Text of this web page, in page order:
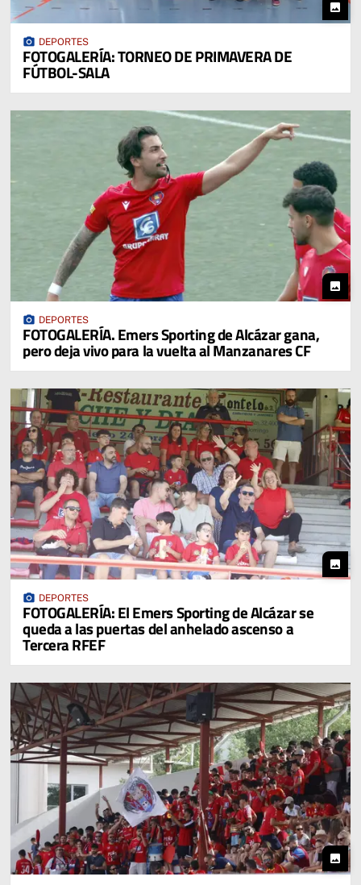
photo
photo_camera DEPORTES
FOTOGALERÍA: TORNEO DE PRIMAVERA DE
FÚTBOL-SALA
photo
photo_camera DEPORTES
FOTOGALERÍA. Emers Sporting de Alcázar gana,
pero deja vivo para la vuelta al Manzanares CF
photo
photo_camera DEPORTES
FOTOGALERÍA: El Emers Sporting de Alcázar se
queda a las puertas del anhelado ascenso a
Tercera RFEF
photo